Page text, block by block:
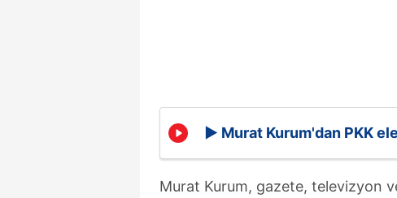
▶️ Murat Kurum'dan PKK
Murat Kurum, gazete, televizyon